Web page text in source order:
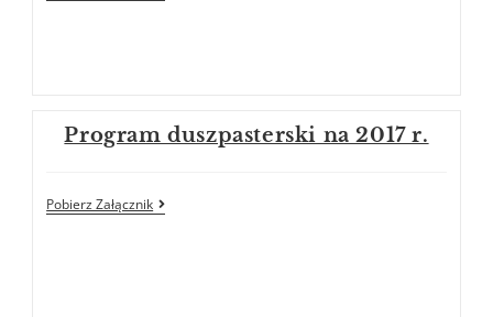
Program duszpasterski na 2017 r.
Pobierz Załącznik